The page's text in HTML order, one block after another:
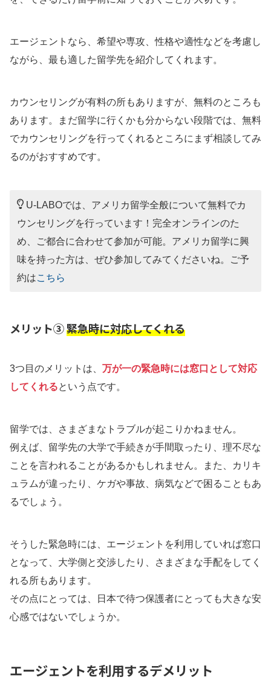
エージェントなら、希望や専攻、性格や適性などを考慮し
ながら、最も適した留学先を紹介してくれます。
カウンセリングが有料の所もありますが、無料のところも
あります。まだ留学に行くかも分からない段階では、無料
でカウンセリングを行ってくれるところにまず相談してみ
るのがおすすめです。
U-LABOでは、アメリカ留学全般について無料でカ
ウンセリングを行っています！完全オンラインのた
め、ご都合に合わせて参加が可能。アメリカ留学に興
味を持った方は、ぜひ参加してみてくださいね。ご予
約はこちら
メリット③緊急時に対応してくれる
3つ目のメリットは、 万が一の緊急時には窓口として対応
してくれるという点です。
留学では、さまざまなトラブルが起こりかねません。
例えば、留学先の大学で手続きが手間取ったり、理不尽な
ことを言われることがあるかもしれません。また、カリキ
ュラムが違ったり、ケガや事故、病気などで困ることもあ
るでしょう。
そうした緊急時には、エージェントを利用していれば窓口
となって、大学側と交渉したり、さまざまな手配をしてく
れる所もあります。
その点にとっては、日本で待つ保護者にとっても大きな安
心感ではないでしょうか。
エージェントを利用するデメリット